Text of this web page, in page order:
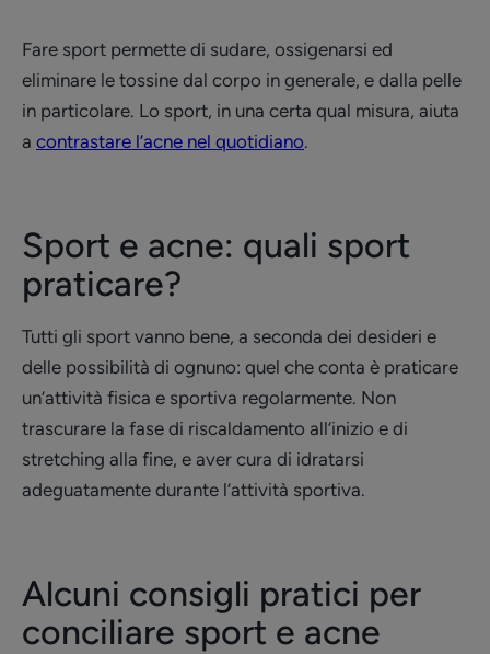
Fare sport permette di sudare, ossigenarsi ed
eliminare le tossine dal corpo in generale, e dalla pelle
in particolare. Lo sport, in una certa qual misura, aiuta
a contrastare l’acne nel quotidiano.
Sport e acne: quali sport
praticare?
Tutti gli sport vanno bene, a seconda dei desideri e
delle possibilità di ognuno: quel che conta è praticare
un’attività fisica e sportiva regolarmente. Non
trascurare la fase di riscaldamento all’inizio e di
stretching alla fine, e aver cura di idratarsi
adeguatamente durante l’attività sportiva.
Alcuni consigli pratici per
conciliare sport e acne